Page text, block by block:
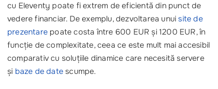
cu Eleventy poate fi extrem de eficientă din punct de
vedere financiar. De exemplu, dezvoltarea unuisite de
prezentare poate costa între 600 EUR și 1200 EUR, în
funcție de complexitate, ceea ce este mult mai accesibil
comparativ cu soluțiile dinamice care necesită servere
și baze de datescumpe.